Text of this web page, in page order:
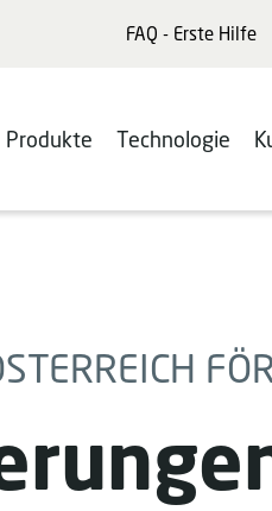
FAQ - Erste Hilfe
Produkte Technologie